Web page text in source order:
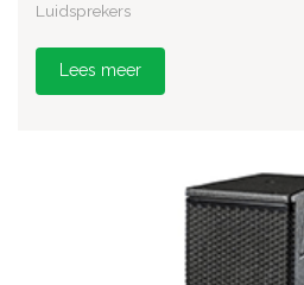
Luidsprekers
Lees meer